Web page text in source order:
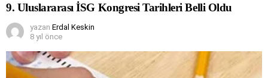
9. Uluslararası İSG Kongresi Tarihleri Belli Oldu
yazan Erdal Keskin
8 yıl önce